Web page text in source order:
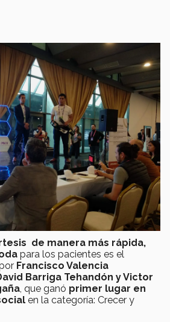
de manera más rápida,
para los pacientes es el
Francisco Valencia
Barriga Tehandón y Victor
, que ganó primer lugar en
en la categoría: Crecer y